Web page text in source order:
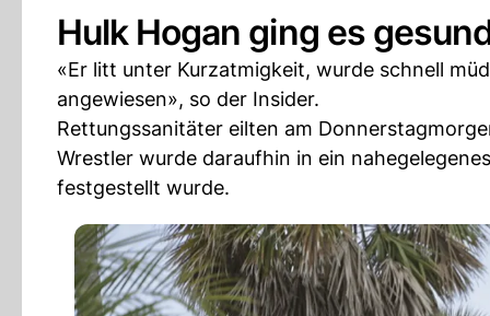
Hulk Hogan ging es
«Er litt unter Kurzatmigkeit, wurde schnell
angewiesen», so der Insider.
Rettungssanitäter eilten am
Wrestler wurde daraufhin in ein
festgestellt wurde.